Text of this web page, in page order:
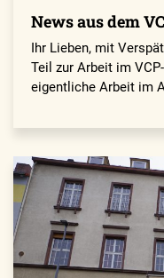
News aus dem
Ihr Lieben, mit
Teil zur Arbeit im
eigentliche Arbeit im